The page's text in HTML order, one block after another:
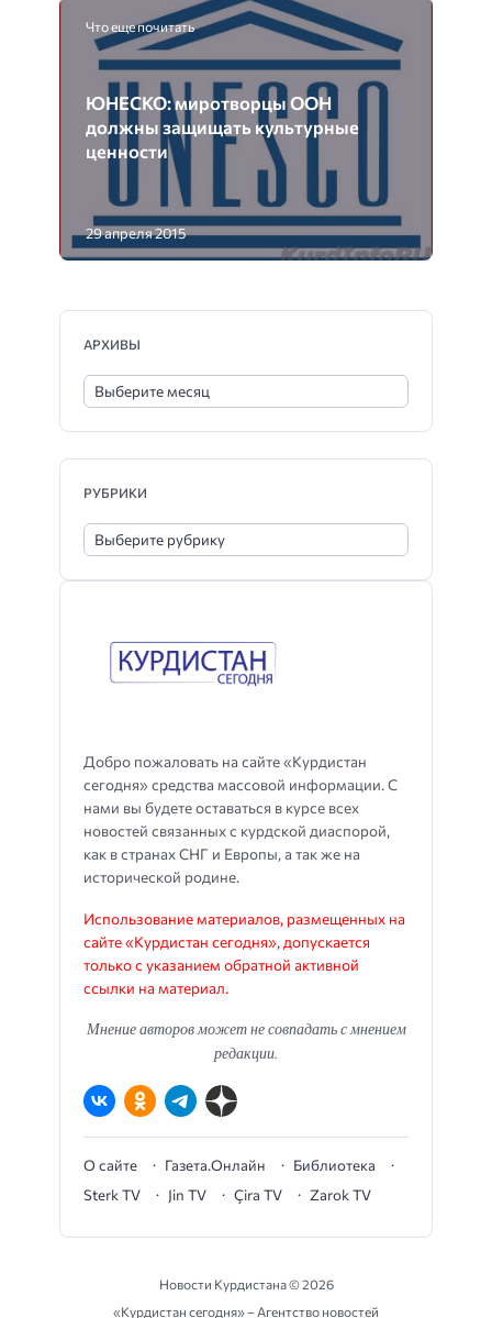
Что еще почитать
ЮНЕСКО: миротворцы ООН
должны защищать культурные
ценности
29 апреля 2015
Добро пожаловать на сайте «Курдистан
сегодня» средства массовой информации. С
нами вы будете оставаться в курсе всех
новостей связанных с курдской диаспорой,
как в странах СНГ и Европы, а так же на
исторической родине.
Использование материалов, размещенных на
сайте «Курдистан сегодня», допускается
только с указанием обратной активной
ссылки на материал.
Мнение авторов может не совпадать с мнением
редакции.
О сайте Газета.Онлайн
Библиотека
Sterk TV
Jin TV Çira TV Zarok TV
АРХИВЫ
РУБРИКИ
Новости Курдистана ©2026
«Курдистан сегодня» – Агентство новостей